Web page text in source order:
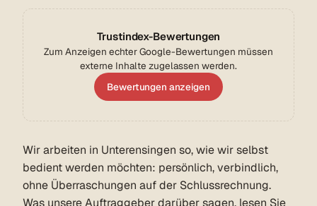
Trustindex-Bewertungen
Zum Anzeigen echter Google-Bewertungen müssen
externe Inhalte zugelassen werden.
Bewertungen anzeigen
Wir arbeiten in Unterensingen so, wie wir selbst
bedient werden möchten: persönlich, verbindlich,
ohne Überraschungen auf der Schlussrechnung.
Was unsere Auftraggeber darüber sagen, lesen Sie